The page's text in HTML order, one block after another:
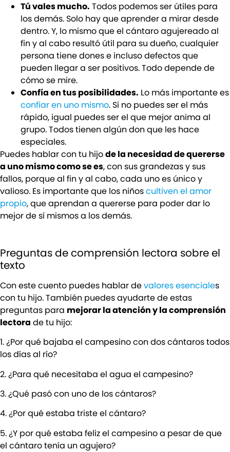
Tú vales mucho. Todos podemos ser útiles para
los demás. Solo hay que aprender a mirar desde
dentro. Y, lo mismo que el cántaro agujereado al
fin y al cabo resultó útil para su dueño, cualquier
persona tiene dones e incluso defectos que
pueden llegar a ser positivos. Todo depende de
cómo se mire.
Confía en tus posibilidades. Lo más importante es
confiar en uno mismo. Si no puedes ser el más
rápido, igual puedes ser el que mejor anima al
grupo. Todos tienen algún don que les hace
especiales.
Puedes hablar con tu hijode la necesidad de quererse
a uno mismo como se es, con sus grandezas y sus
fallos, porque al fin y al cabo, cada uno es único y
valioso. Es importante que los niñoscultiven el amor
propio, que aprendan a quererse para poder dar lo
mejor de sí mismos a los demás.
Preguntas de comprensión lectora sobre el
texto
Con este cuento puedes hablar devalores esenciales
con tu hijo. También puedes ayudarte de estas
preguntas para mejorar la atención y la comprensión
lectora de tu hijo:
1. ¿Por qué bajaba el campesino con dos cántaros todos
los días al río?
2. ¿Para qué necesitaba el agua el campesino?
3. ¿Qué pasó con uno de los cántaros?
4. ¿Por qué estaba triste el cántaro?
5. ¿Y por qué estaba feliz el campesino a pesar de que
el cántaro tenía un agujero?